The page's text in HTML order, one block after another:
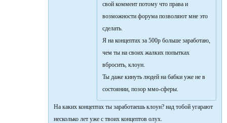
свой коммент потому что права и
возможности форума позволяют мне это
сделать.
Я на концептах за 500р больше заработаю,
чем ты на своих жалких попытках
вбросить, клоун.
Ты даже кинуть людей на бабки уже не в
состоянии, позор ммо-сферы.
На каких концептах ты заработаешь клоун? над тобой угарают
несколько лет уже с твоих концептов олух.